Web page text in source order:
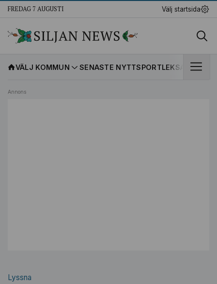
FREDAG 7 AUGUSTI Välj startsida
VÄLJ KOMMUN SENASTE NYTTSPORTLEKSANDS IF
Annons
Lyssna